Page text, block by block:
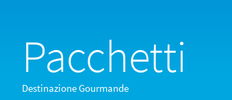
Pacchetti
Destinazione Gourmande